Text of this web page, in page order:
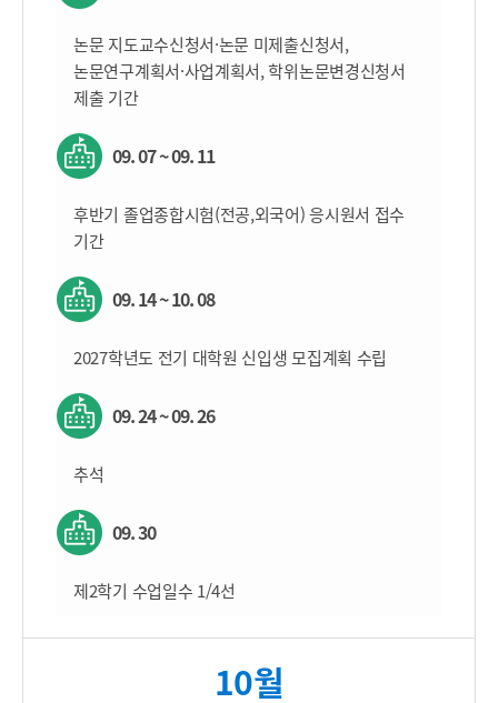
논문 지도교수신청서·논문 미제출신청서,
논문연구계획서·사업계획서, 학위논문변경신청서
제출 기간
09. 07 ~ 09. 11
후반기 졸업종합시험(전공,외국어) 응시원서 접수
기간
09. 14 ~ 10. 08
2027학년도 전기 대학원 신입생 모집계획 수립
09. 24 ~ 09. 26
추석
09. 30
제2학기 수업일수 1/4선
10월